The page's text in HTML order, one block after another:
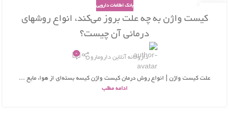
26
بانک اطلاعات دارویی
کیست واژن به چه علت بروز می‌کند، انواع روشهای
درمانی آن چیست؟
داروخانه آنلاین دارومارو 0
علت کیست واژن | انواع روش درمان کیست واژن کیسه بسته‌ای از هوا، مایع ...
ادامه مطلب